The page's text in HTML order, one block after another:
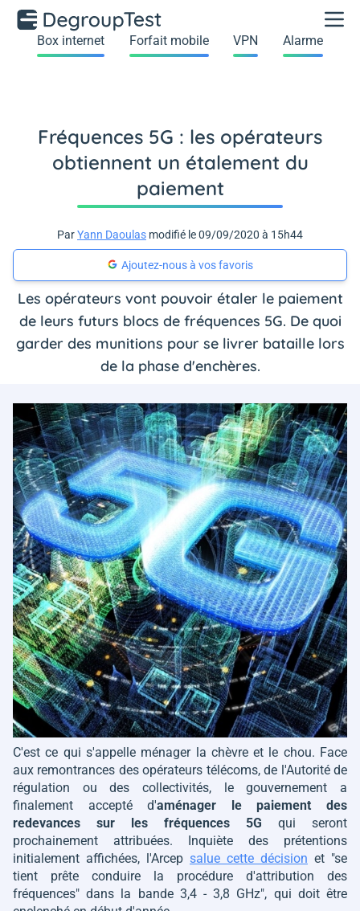
Box internet Forfait mobile VPN Alarme
Fréquences 5G : les opérateurs
obtiennent un étalement du
paiement
ParYann Daoulas modifié le 09/09/2020 à 15h44
Ajoutez-nous à vos favoris
Les opérateurs vont pouvoir étaler le paiement
de leurs futurs blocs de fréquences 5G. De quoi
garder des munitions pour se livrer bataille lors
de la phase d'enchères.
C'est ce qui s'appelle ménager la chèvre et le chou. Face
aux remontrances des opérateurs télécoms, de l'Autorité de
régulation ou des collectivités, le gouvernement a
finalement accepté d'aménager le paiement des
redevances sur les fréquences 5G qui seront
prochainement attribuées. Inquiète des prétentions
initialement affichées, l'Arcep salue cette décision et "se
tient prête conduire la procédure d'attribution des
fréquences" dans la bande 3,4 - 3,8 GHz", qui doit être